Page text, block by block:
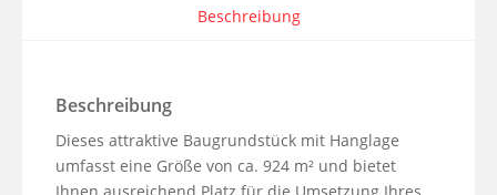
Beschreibung
Beschreibung
Dieses attraktive Baugrundstück mit Hanglage
umfasst eine Größe von ca. 924 m² und bietet